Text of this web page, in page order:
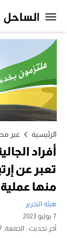
الرئيسية غير
أفراد
تعبر عن
منها
هيئة التحرير
7 يوليو 2023
آخر تحديث :الجمعة, 7 يوليو, 2023 - 12:35 مساءً